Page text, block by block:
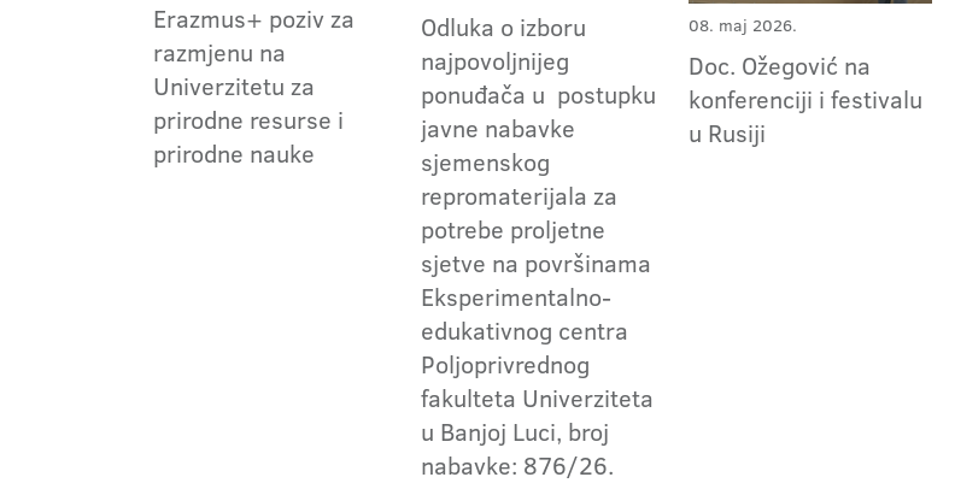
Erazmus+ poziv za
razmjenu na
Univerzitetu za
prirodne resurse i
prirodne nauke
Odluka o izboru
najpovoljnijeg
ponuđača u postupku
javne nabavke
sjemenskog
repromaterijala za
potrebe proljetne
sjetve na površinama
Eksperimentalno-
edukativnog centra
Poljoprivrednog
fakulteta Univerziteta
u Banjoj Luci, broj
nabavke: 876/26.
08. maj 2026.
Doc. Ožegović na
konferenciji i festivalu
u Rusiji